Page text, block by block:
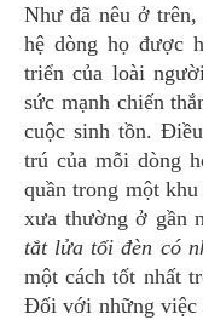
Như đã nêu ở
hệ dòng họ được
triển của loài
sức mạnh chiến
cuộc sinh tồn.
trú của mỗi dòng
quần trong một
xưa thường ở gần
tắt lửa tối đèn có
một cách tốt nhất
Đối với những việc